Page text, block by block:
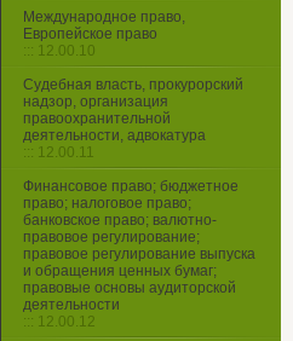
Международное право,
Европейское право
::: 12.00.10
Судебная власть, прокурорский
надзор, организация
правоохранительной
деятельности, адвокатура
::: 12.00.11
Финансовое право; бюджетное
право; налоговое право;
банковское право; валютно-
правовое регулирование;
правовое регулирование выпуска
и обращения ценных бумаг;
правовые основы аудиторской
деятельности
::: 12.00.12